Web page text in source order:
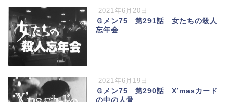
2021年6月20日
Ｇメン75 第291話 女たちの殺人
忘年会
2021年6月19日
Ｇメン75 第290話 X’masカード
の中の人骨